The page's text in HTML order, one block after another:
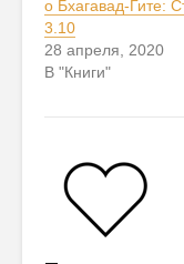
о Бхагавад-Гите:
3.10
28 апреля, 2020
В "Книги"